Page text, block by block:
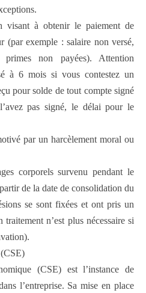
visant à obtenir le paiement de
(par exemple : salaire non versé,
primes non payées). Attention
à 6 mois si vous contestez un
pour solde de tout compte signé
pas signé, le délai pour le
par un harcèlement moral ou
corporels survenu pendant le
de la date de consolidation du
se sont fixées et ont pris un
traitement n’est plus nécessaire si
(CSE) est l’instance de
l’entreprise. Sa mise en place